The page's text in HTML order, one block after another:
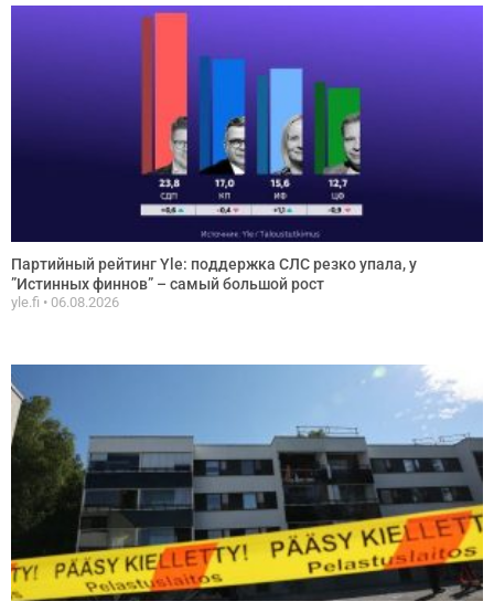
Партийный рейтинг Yle: поддержка СЛС резко упала, у
”Истинных финнов” – самый большой рост
yle.fi 06.08.2026